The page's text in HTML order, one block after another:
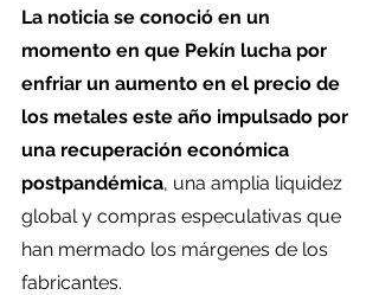
La noticia se conoció en un
momento en que Pekín lucha por
enfriar un aumento en el precio de
los metales este año impulsado por
una recuperación económica
postpandémica, una amplia liquidez
global y compras especulativas que
han mermado los márgenes de los
fabricantes.